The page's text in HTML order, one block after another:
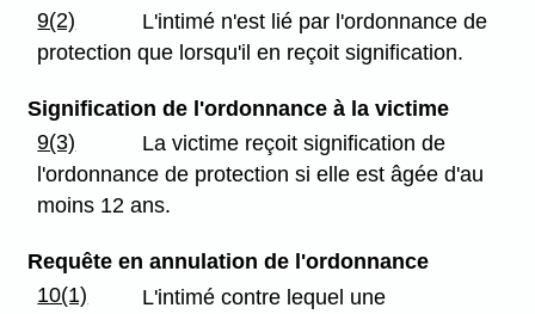
9(2)
L'intimé n'est lié par l'ordonnance de
protection que lorsqu'il en reçoit signification.
Signification de l'ordonnance à la victime
9(3)
La victime reçoit signification de
l'ordonnance de protection si elle est âgée d'au
moins 12 ans.
Requête en annulation de l'ordonnance
10(1)
L'intimé contre lequel une